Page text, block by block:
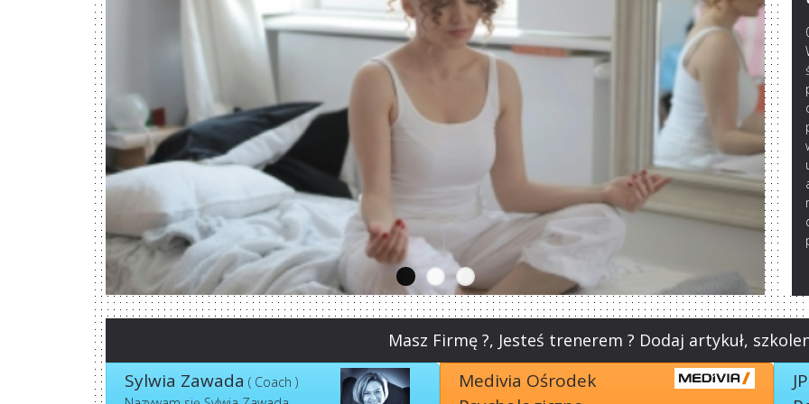
Masz Firmę ?, Jesteś trenerem ? Dodaj artykuł,
Sylwia Zawada ( Coach )
Medivia Ośrodek